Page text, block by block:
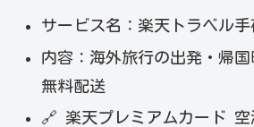
サービス名：楽天トラベル
内容：海外旅行の出発・帰
無料配送
🔗 楽天プレミアムカード 空